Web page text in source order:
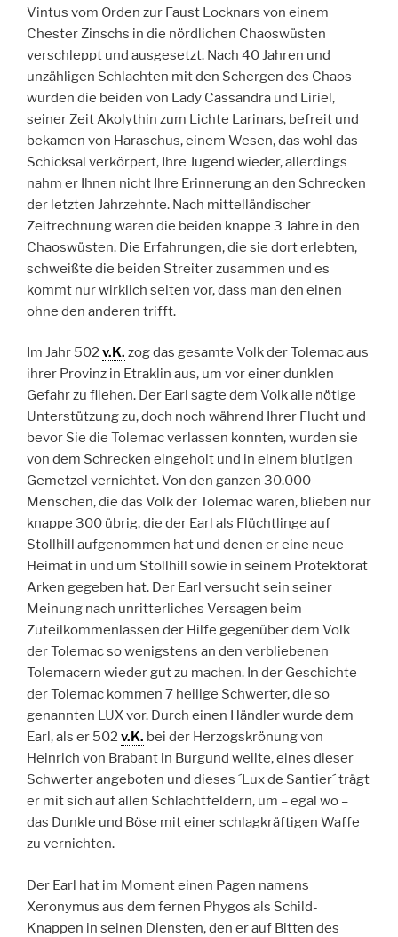
Vintus vom Orden zur Faust Locknars von einem
Chester Zinschs in die nördlichen Chaoswüsten
verschleppt und ausgesetzt. Nach 40 Jahren und
unzähligen Schlachten mit den Schergen des Chaos
wurden die beiden von Lady Cassandra und Liriel,
seiner Zeit Akolythin zum Lichte Larinars, befreit und
bekamen von Haraschus, einem Wesen, das wohl das
Schicksal verkörpert, Ihre Jugend wieder, allerdings
nahm er Ihnen nicht Ihre Erinnerung an den Schrecken
der letzten Jahrzehnte. Nach mittelländischer
Zeitrechnung waren die beiden knappe 3 Jahre in den
Chaoswüsten. Die Erfahrungen, die sie dort erlebten,
schweißte die beiden Streiter zusammen und es
kommt nur wirklich selten vor, dass man den einen
ohne den anderen trifft.
Im Jahr 502 v.K. zog das gesamte Volk der Tolemac aus
ihrer Provinz in Etraklin aus, um vor einer dunklen
Gefahr zu fliehen. Der Earl sagte dem Volk alle nötige
Unterstützung zu, doch noch während Ihrer Flucht und
bevor Sie die Tolemac verlassen konnten, wurden sie
von dem Schrecken eingeholt und in einem blutigen
Gemetzel vernichtet. Von den ganzen 30.000
Menschen, die das Volk der Tolemac waren, blieben nur
knappe 300 übrig, die der Earl als Flüchtlinge auf
Stollhill aufgenommen hat und denen er eine neue
Heimat in und um Stollhill sowie in seinem Protektorat
Arken gegeben hat. Der Earl versucht sein seiner
Meinung nach unritterliches Versagen beim
Zuteilkommenlassen der Hilfe gegenüber dem Volk
der Tolemac so wenigstens an den verbliebenen
Tolemacern wieder gut zu machen. In der Geschichte
der Tolemac kommen 7 heilige Schwerter, die so
genannten LUX vor. Durch einen Händler wurde dem
Earl, als er 502 v.K. bei der Herzogskrönung von
Heinrich von Brabant in Burgund weilte, eines dieser
Schwerter angeboten und dieses ´Lux de Santier´ trägt
er mit sich auf allen Schlachtfeldern, um – egal wo –
das Dunkle und Böse mit einer schlagkräftigen Waffe
zu vernichten.
Der Earl hat im Moment einen Pagen namens
Xeronymus aus dem fernen Phygos als Schild-
Knappen in seinen Diensten, den er auf Bitten des